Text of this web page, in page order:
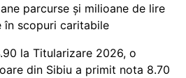
parcurse și milioane de lire
în scopuri caritabile
la Titularizare 2026, o
din Sibiu a primit nota 8.70